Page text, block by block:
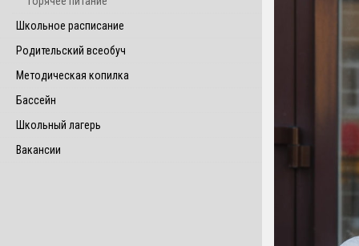
Школьное расписание
Родительский всеобуч
Методическая копилка
Бассейн
Школьный лагерь
Вакансии